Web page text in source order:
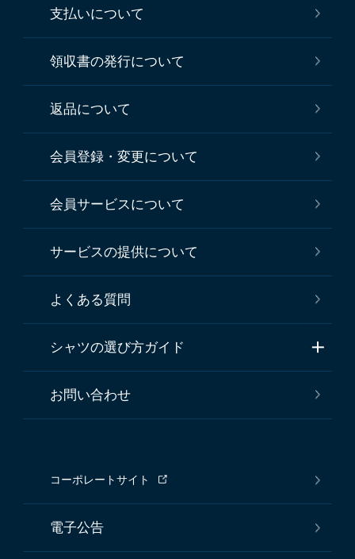
支払いについて
領収書の発行について
返品について
会員登録・変更について
会員サービスについて
サービスの提供について
よくある質問
シャツの選び方ガイド
お問い合わせ
コーポレートサイト
電子公告